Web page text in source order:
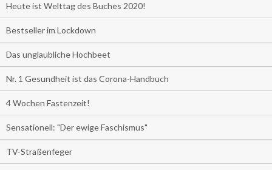
Heute ist Welttag des Buches 2020!
Bestseller im Lockdown
Das unglaubliche Hochbeet
Nr. 1 Gesundheit ist das Corona-Handbuch
4 Wochen Fastenzeit!
Sensationell: "Der ewige Faschismus"
TV-Straßenfeger